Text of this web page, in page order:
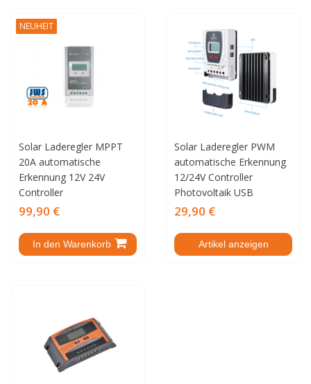
NEUHEIT
Solar Laderegler MPPT
20A automatische
Erkennung 12V 24V
Controller
99,90 €
In den Warenkorb
Solar Laderegler PWM
automatische Erkennung
12/24V Controller
Photovoltaik USB
29,90 €
Artikel anzeigen